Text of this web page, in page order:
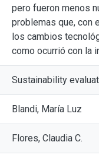
pero fueron menos
problemas que, con
los cambios
como ocurrió con la
Sustainability
Blandi, María Luz
Flores, Claudia C.